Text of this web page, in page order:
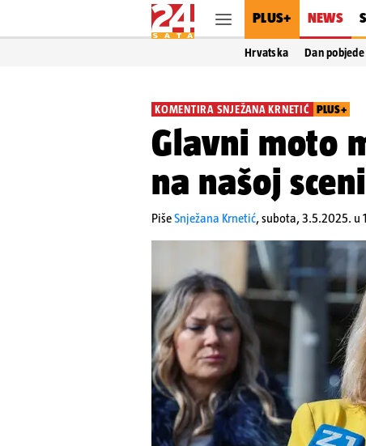
PLUS+ NEWS
Hrvatska Dan pobjede
KOMENTIRA SNJEŽANA KRNETIĆ PLUS+
Glavni moto
na našoj
PišeSnježana Krnetić,subota, 3.5.2025. u